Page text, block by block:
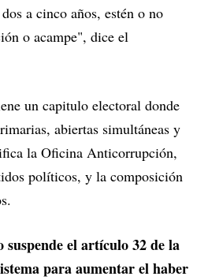
a cinco años, estén o no
o acampe", dice el
un capitulo electoral donde
abiertas simultáneas y
la Oficina Anticorrupción,
políticos, y la composición
el artículo 32 de la
para aumentar el haber